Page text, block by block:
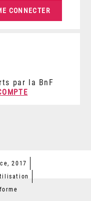
par la BnF
2017